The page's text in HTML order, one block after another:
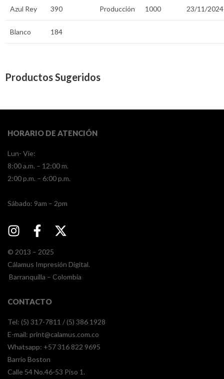
Azul Rey 390 Producción 1000 23/11/2024
Blanco 184
Productos Sugeridos
HORARIO DE ATENCIÓN
Lun- Vie:
8:00 a.m. – 12:00 m.
2:00 p.m. – 6:00 p.m.
​​Sábado: 9am – 2pm
© 2013 – 2025
Cálamus Impresión Digital.
Barranquilla – Colombia
CONTACTO
Tel: (5) 317-7811 / (5) 386 1928
E-mail: print@calamus.com.co
Whatsapp: +57 316 822 9695
Barrio Boston
Calle 54 No.46-53 Piso 1.